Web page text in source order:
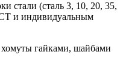
стали (сталь 3, 10, 20, 35,
и индивидуальным
гайками, шайбами